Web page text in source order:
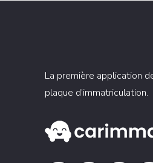
La première application
plaque d’immatriculation.